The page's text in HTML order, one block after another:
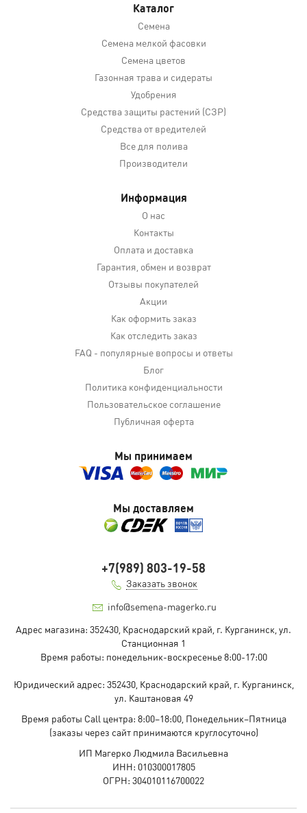
Каталог
Семена
Семена мелкой фасовки
Семена цветов
Газонная трава и сидераты
Удобрения
Средства защиты растений (СЗР)
Средства от вредителей
Все для полива
Производители
Информация
О нас
Контакты
Оплата и доставка
Гарантия, обмен и возврат
Отзывы покупателей
Акции
Как оформить заказ
Как отследить заказ
FAQ - популярные вопросы и ответы
Блог
Политика конфиденциальности
Пользовательское соглашение
Публичная оферта
Мы принимаем
Мы доставляем
+7(989) 803-19-58
Заказать звонок
info@semena-magerko.ru
Адрес магазина: 352430, Краснодарский край, г. Курганинск, ул.
Станционная 1
Время работы: понедельник-воскресенье 8:00-17:00
Юридический адрес: 352430, Краснодарский край, г. Курганинск,
ул. Каштановая 49
Время работы Call центра: 8:00–18:00, Понедельник–Пятница
(заказы через сайт принимаются круглосуточно)
ИП Магерко Людмила Васильевна
ИНН: 010300017805
ОГРН: 304010116700022